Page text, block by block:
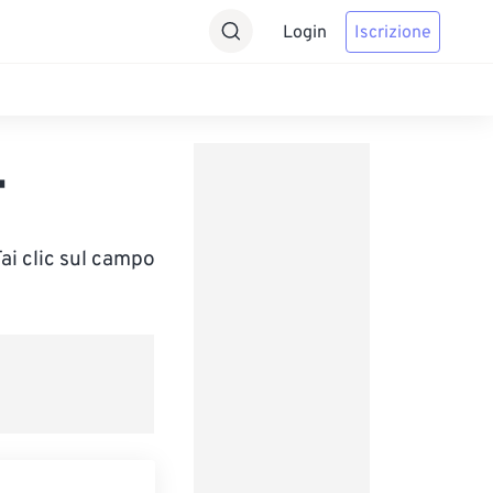
Login Iscrizione
clic sul campo